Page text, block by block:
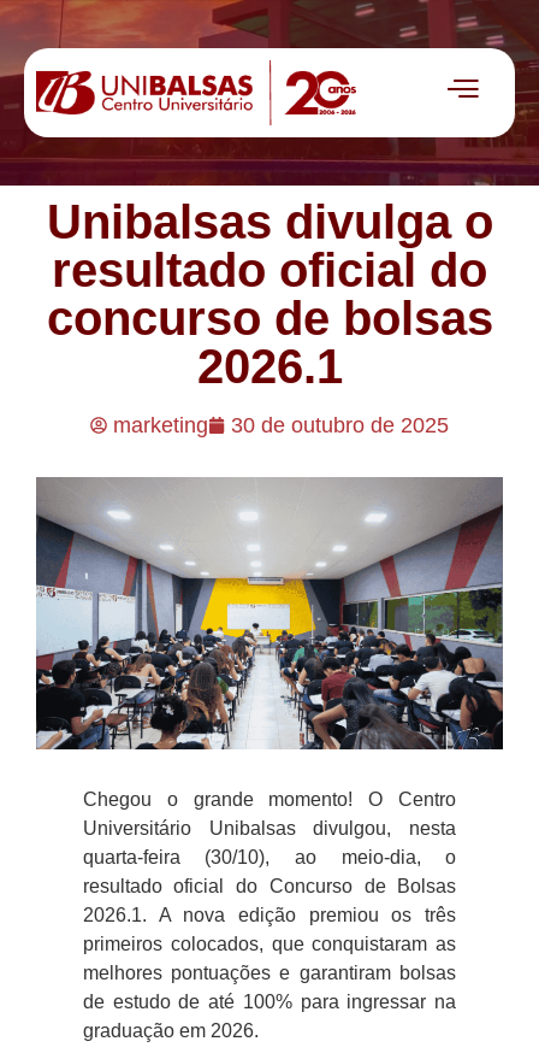
Unibalsas divulga o
resultado oficial do
concurso de bolsas
2026.1
marketing 30 de outubro de 2025
Chegou o grande momento! OCentro
Universitário Unibalsasdivulgou, nesta
quarta-feira (30/10), ao meio-dia, o
resultado oficial do Concurso de Bolsas
2026.1. A nova edição premiou ostrês
primeiros colocados, que conquistaram as
melhores pontuações e garantiram bolsas
de estudo de até 100%para ingressar na
graduação em 2026.